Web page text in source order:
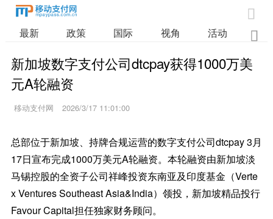

最新 政策 国际 视角 活动 业

新加坡数字支付公司dtcpay获得1000万美
元A轮融资
移动支付网 2026/3/17 11:01:00
总部位于新加坡、持牌合规运营的数字支付公司dtcpay 3月
17日宣布完成1000万美元A轮融资。本轮融资由新加坡淡
马锡控股的全资子公司祥峰投资东南亚及印度基金（Verte
x Ventures Southeast Asia&India）领投，新加坡精品投行
Favour Capital担任独家财务顾问。